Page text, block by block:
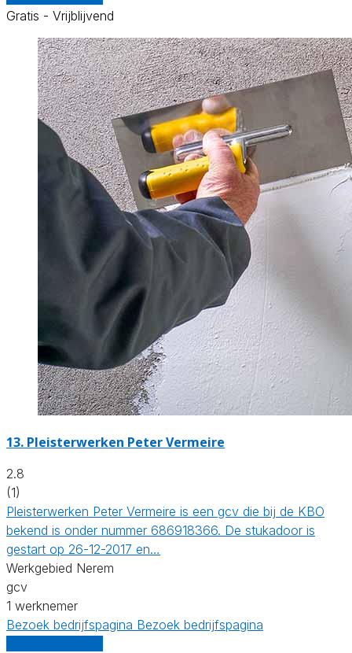
Gratis - Vrijblijvend
13. Pleisterwerken Peter Vermeire
2.8
(1)
Pleisterwerken Peter Vermeire is een gcv die bij de KBO
bekend is onder nummer 686918366. De stukadoor is
gestart op 26-12-2017 en…
Werkgebied Nerem
gcv
1 werknemer
Bezoek bedrijfspagina Bezoek bedrijfspagina